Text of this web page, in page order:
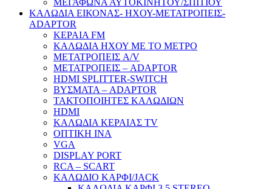
ΜΕΓΑΦΩΝΑ ΑΥΤΟΚΙΝΗΤΟΥ/ΣΠΙΤΙΟΥ
ΚΑΛΩΔΙΑ ΕΙΚΟΝΑΣ- ΗΧΟΥ-ΜΕΤΑΤΡΟΠΕΙΣ-
ADAPTOR
ΚΕΡΑΙΑ FM
ΚΑΛΩΔΙΑ ΗΧΟΥ ΜΕ ΤΟ ΜΕΤΡΟ
ΜΕΤΑΤΡΟΠΕΙΣ A/V
ΜΕΤΑΤΡΟΠΕΙΣ – ADAPTOR
HDMI SPLITTER-SWITCH
ΒΥΣΜΑΤΑ – ADAPTOR
ΤΑΚΤΟΠΟΙΗΤΕΣ ΚΑΛΩΔΙΩΝ
HDMI
ΚΑΛΩΔΙΑ ΚΕΡΑΙΑΣ TV
ΟΠΤΙΚΗ ΙΝΑ
VGA
DISPLAY PORT
RCA – SCART
ΚΑΛΩΔΙΟ ΚΑΡΦΙ/JACK